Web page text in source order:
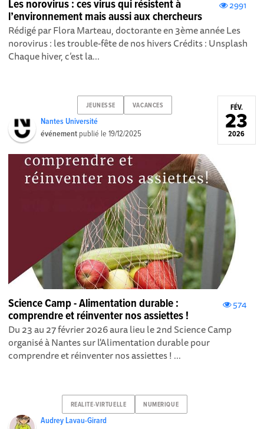
2991
Les norovirus : ces virus qui résistent à
l’environnement mais aussi aux chercheurs
Rédigé par Flora Marteau, doctorante en 3ème année Les
norovirus : les trouble-fête de nos hivers Crédits : Unsplash
Chaque hiver, c’est la...
JEUNESSE VACANCES
Nantes Université
événement publié le19/12/2025
FÉV.
23
2026
574
Science Camp - Alimentation durable :
comprendre et réinventer nos assiettes !
Du 23 au 27 février 2026 aura lieu le 2nd Science Camp
organisé à Nantes sur l'Alimentation durable pour
comprendre et réinventer nos assiettes ! ...
REALITE-VIRTUELLE NUMERIQUE
Audrey Lavau-Girard